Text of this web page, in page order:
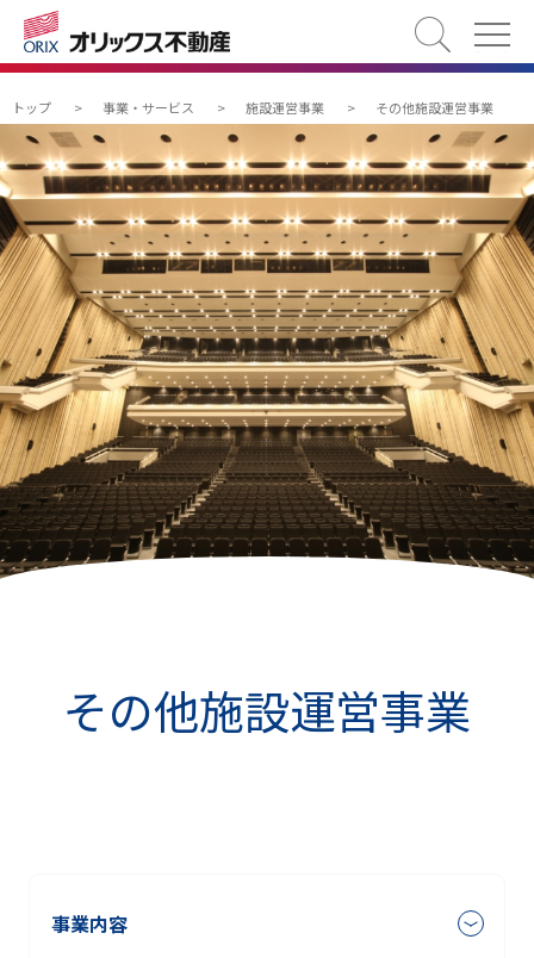
検索
トップ > 事業・サービス > 施設運営事業 > その他施設運営事業
その他施設運営事業
事業内容